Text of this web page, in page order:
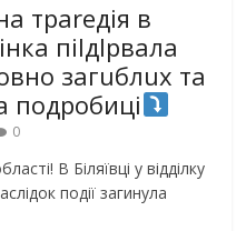
траrедія в
піlдlрвала
загuблuх та
подробиці
0
В Біляївці у відділку
події загинула